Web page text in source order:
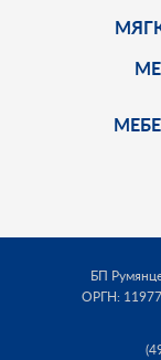
БП
ОРГН: